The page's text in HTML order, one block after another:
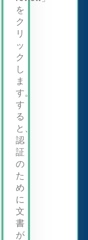
を
ク
リ
ッ
ク
し
ま
す。
す
る
と、
認
証
の
た
め
に
文
書
が